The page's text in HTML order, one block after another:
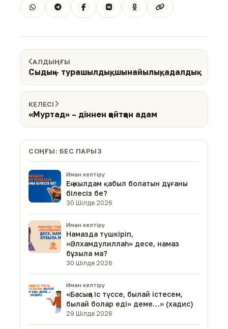
АЛДЫҢҒЫ
Сыдық – турашылдық, шынайылық, адалдық
КЕЛЕСІ
«Муртад» – діннен қайтқан адам
СОҢҒЫ: БЕС ПАРЫЗ
Иман келтіру
Ең жылдам қабыл болатын дұғаны
білесіз бе?
30 Шілде 2026
Иман келтіру
Намазда түшкіріп,
«Әлхамдулиллаһ» десе, намаз
бұзыла ма?
30 Шілде 2026
Иман келтіру
«Басыңа іс түссе, былай істесем,
былай болар еді» деме…» (хадис)
29 Шілде 2026